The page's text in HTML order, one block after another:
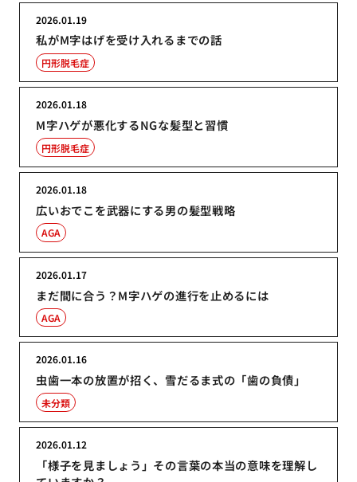
私がM字はげを受け入れるまでの話
2026.01.19
円形脱毛症
M字ハゲが悪化するNGな髪型と習慣
2026.01.18
円形脱毛症
広いおでこを武器にする男の髪型戦略
2026.01.18
AGA
まだ間に合う？M字ハゲの進行を止めるには
2026.01.17
AGA
虫歯一本の放置が招く、雪だるま式の「歯の負債」
2026.01.16
未分類
「様子を見ましょう」その言葉の本当の意味を理解し
2026.01.12